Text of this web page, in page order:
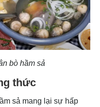
bò hầm sả
thức
sả mang lại sự hấp